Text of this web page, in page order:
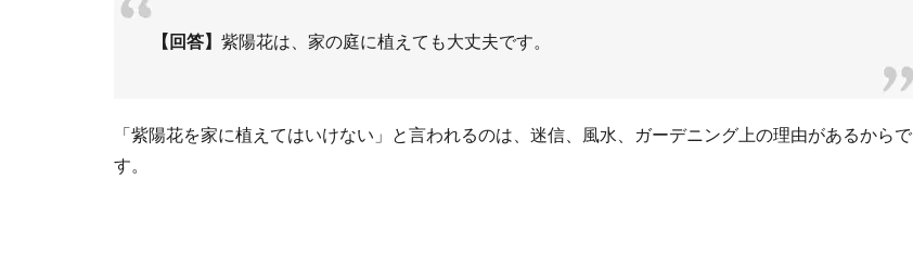
【回答】 紫陽花は、家の庭に植えても大丈夫です。
「紫陽花を家に植えてはいけない」と言われるのは、迷信、風水、ガーデニング上の理由があるからで
す。